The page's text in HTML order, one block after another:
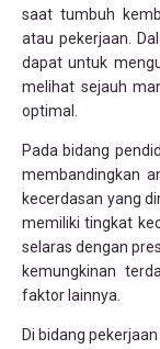
saat tumbuh
atau pekerjaan.
dapat untuk
melihat sejauh
optimal.
Pada bidang
membandingkan
kecerdasan yang
memiliki tingkat
selaras dengan
kemungkinan
faktor lainnya.
Di bidang